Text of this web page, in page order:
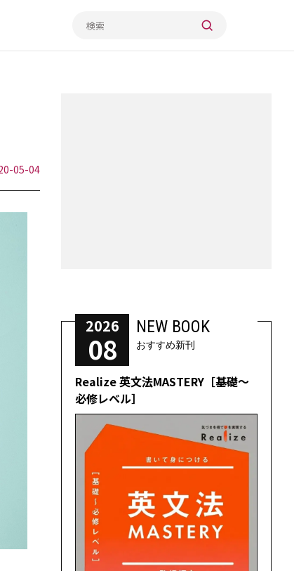
05-04
2026
08
NEW BOOK
おすすめ新刊
Realize 英文法MASTERY［基礎～
必修レベル］